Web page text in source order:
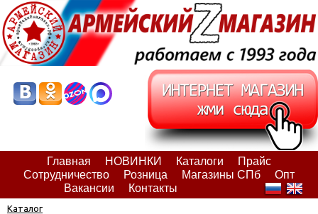
Главная НОВИНКИ Каталоги
Прайс
Сотрудничество
Розница Магазины СПб
Опт
Вакансии
Контакты
Каталог